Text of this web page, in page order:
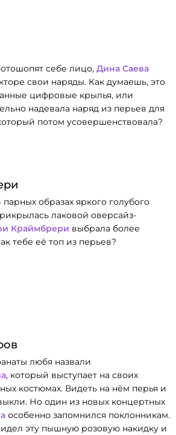
себе лицо, Дина Саева
свои наряды. Как думаешь, это
цифровые крылья, или
надевала наряд из перьев для
потом усовершенствовала?
образах яркого голубого
лаковой оверсайз-
Краймбрери выбрала более
тебе её топ из перьев?
любя назвали
, который выступает на своих
костюмах. Видеть на нём перья и
Но один из новых концертных
особенно запомнился поклонникам.
эту пышную розовую накидку и